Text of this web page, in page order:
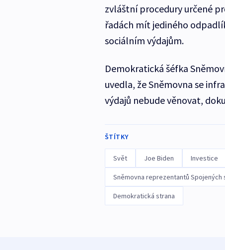
zvláštní procedury určené
řadách mít jediného
sociálním výdajům.
Demokratická šéfka
uvedla, že Sněmovna se
výdajů nebude věnovat,
ŠTÍTKY
Svět Joe Biden Investice
Sněmovna reprezentantů Spojených
Demokratická strana